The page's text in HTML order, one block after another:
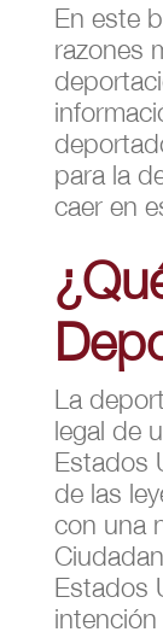
En este
razones
para la
caer en
La
legal de
Estados
de las
con una
Estados